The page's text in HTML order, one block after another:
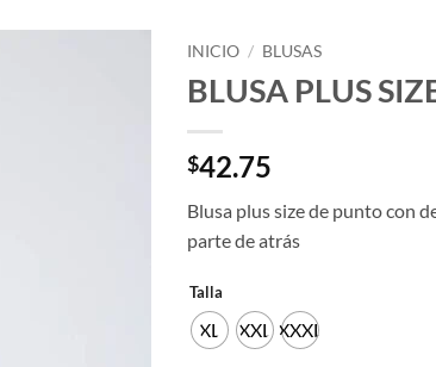
INICIO / BLUSAS
BLUSA PLUS
$42.75
Blusa plus size de punto con
parte de atrás
Talla
XL XXL XXXL